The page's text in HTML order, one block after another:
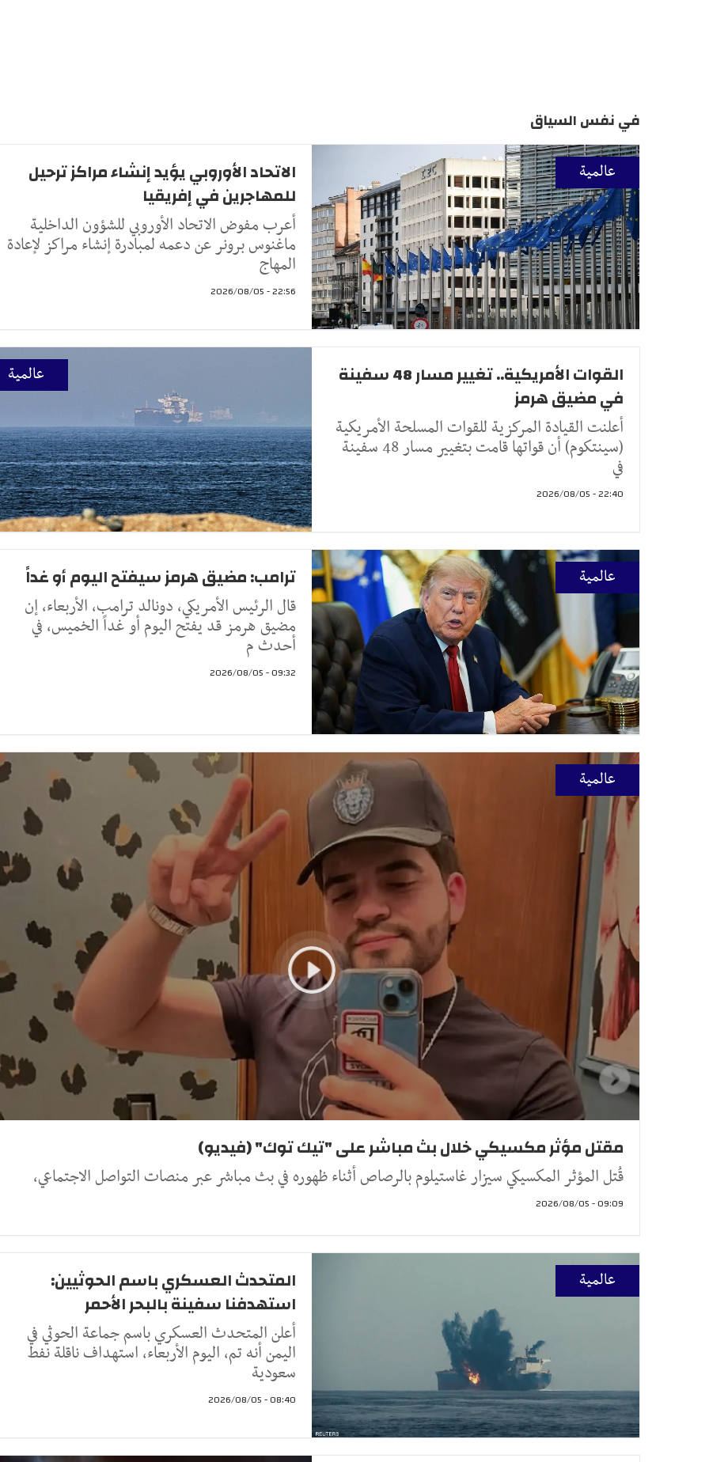
في نفس السياق
عالمية
الاتحاد الأوروبي يؤيد إنشاء مراكز ترحيل
للمهاجرين في إفريقيا
أعرب مفوض الاتحاد الأوروبي للشؤون الداخلية
ماغنوس برونر عن دعمه لمبادرة إنشاء مراكز لإعادة
المهاج
22:56 - 2026/08/05
عالمية
القوات الأمريكية.. تغيير مسار 48 سفينة
في مضيق هرمز
أعلنت القيادة المركزية للقوات المسلحة الأمريكية
(سينتكوم) أن قواتها قامت بتغيير مسار 48 سفينة
في
22:40 - 2026/08/05
عالمية ترامب: مضيق هرمز سيفتح اليوم أو غداً
قال الرئيس الأمريكي، دونالد ترامب، الأربعاء، إن
مضيق هرمز قد يفتح اليوم أو غداً الخميس، في
أحدث م
09:32 - 2026/08/05
عالمية
مقتل مؤثر مكسيكي خلال بث مباشر على "تيك توك" (فيديو)
قُتل المؤثر المكسيكي سيزار غاستيلوم بالرصاص أثناء ظهوره في بث مباشر عبر منصات التواصل الاجتماعي،
09:09 - 2026/08/05
عالمية
المتحدث العسكري باسم الحوثيين:
استهدفنا سفينة بالبحر الأحمر
أعلن المتحدث العسكري باسم جماعة الحوثي في
اليمن أنه تم، اليوم الأربعاء، استهداف ناقلة نفط
سعودية
08:40 - 2026/08/05